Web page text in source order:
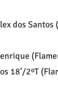
dos Santos
18’/2ºT